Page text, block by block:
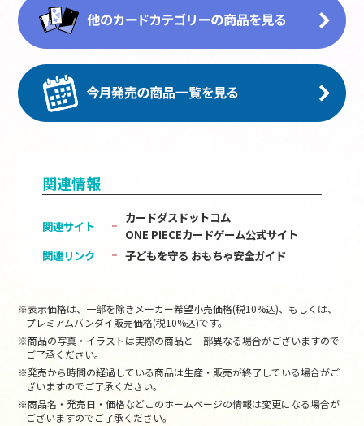
関連情報
関連サイト
カードダスドットコム
ONE PIECEカードゲーム公式サイト
関連リンク
子どもを守る おもちゃ安全ガイド
※表示価格は、一部を除きメーカー希望小売価格(税10%込)、もしくは、
プレミアムバンダイ販売価格(税10%込)です。
※商品の写真・イラストは実際の商品と一部異なる場合がございますので
ご了承ください。
※発売から時間の経過している商品は生産・販売が終了している場合がご
ざいますのでご了承ください。
※商品名・発売日・価格などこのホームページの情報は変更になる場合が
ございますのでご了承ください。